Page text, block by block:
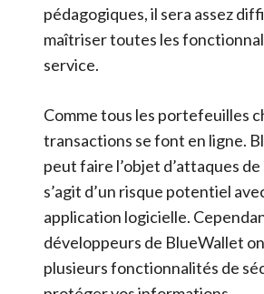
pédagogiques, il sera assez
maîtriser toutes les
service.
Comme tous les portefeuilles
transactions se font en ligne.
peut faire l’objet d’attaques de
s’agit d’un risque potentiel
application logicielle.
développeurs de BlueWallet
plusieurs fonctionnalités de